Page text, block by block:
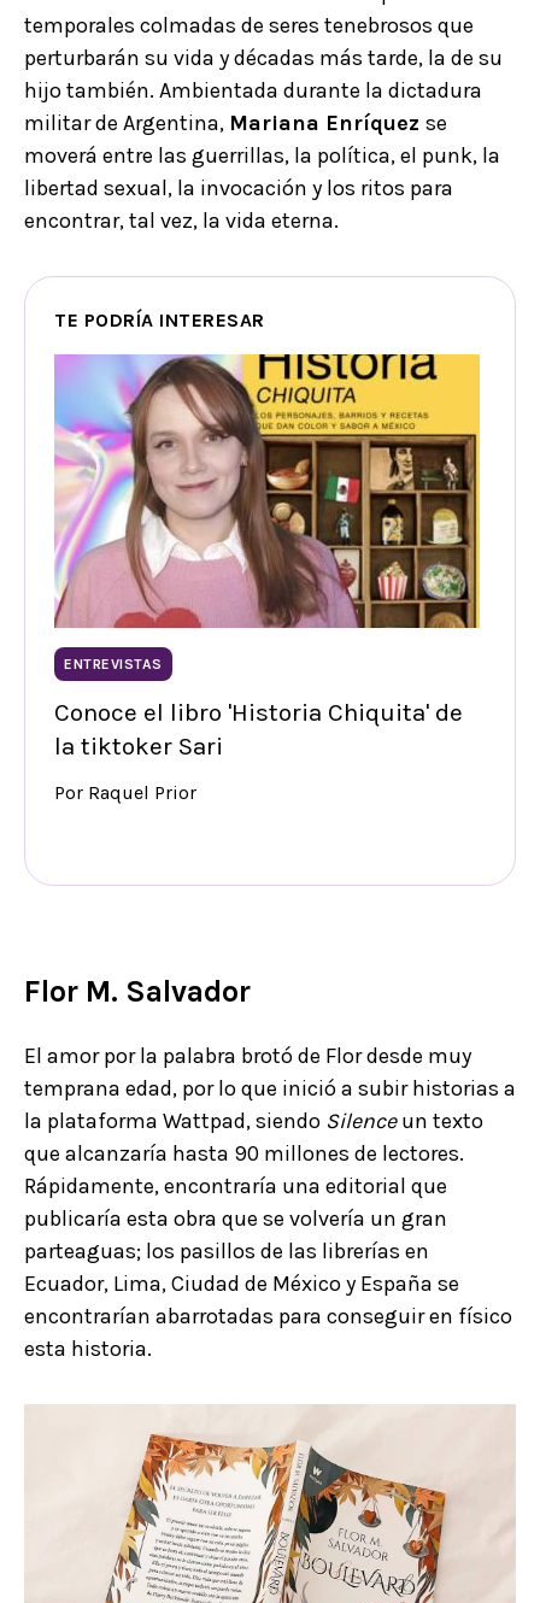
temporales colmadas de seres tenebrosos que
perturbarán su vida y décadas más tarde, la de su
hijo también. Ambientada durante la dictadura
militar de Argentina, Mariana Enríquez se
moverá entre las guerrillas, la política, el punk, la
libertad sexual, la invocación y los ritos para
encontrar, tal vez, la vida eterna.
TE PODRÍA INTERESAR
ENTREVISTAS
Conoce el libro 'Historia Chiquita' de
la tiktoker Sari
Por Raquel Prior
Flor M. Salvador
El amor por la palabra brotó de Flor desde muy
temprana edad, por lo que inició a subir historias a
la plataforma Wattpad, siendo Silenceun texto
que alcanzaría hasta 90 millones de lectores.
Rápidamente, encontraría una editorial que
publicaría esta obra que se volvería un gran
parteaguas; los pasillos de las librerías en
Ecuador, Lima, Ciudad de México y España se
encontrarían abarrotadas para conseguir en físico
esta historia.